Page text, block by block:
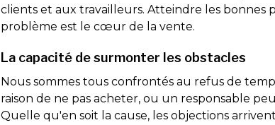
clients et aux travailleurs. Atteindre les
problème est le cœur de la vente.
La capacité de surmonter les obstacles
Nous sommes tous confrontés au refus de
raison de ne pas acheter, ou un responsable
Quelle qu'en soit la cause, les objections